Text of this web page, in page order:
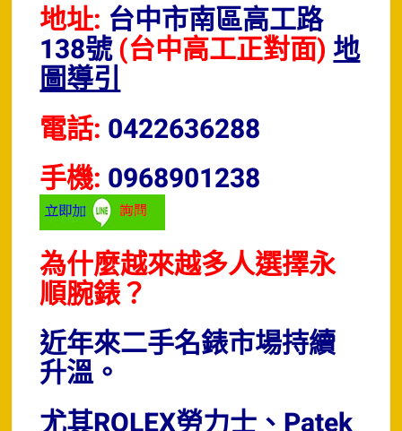
地址: 台中市南區高工路
138號(台中高工正對面) 地
圖導引
電話: 0422636288
手機: 0968901238
為什麼越來越多人選擇永
順腕錶？
近年來二手名錶市場持續
升溫。